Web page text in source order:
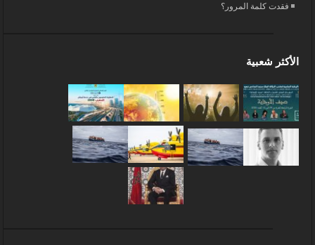
فقدت كلمة المرور؟
الأكثر شعبية